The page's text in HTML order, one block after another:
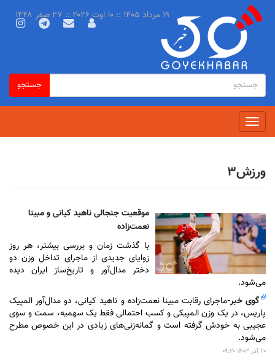
فرم
جستجو
جستجو
جستجو
Toggle
navigation
۱۹ مرداد ۱۴۰۵ :: ۱۰ اوت ۲۰۲۶ :: ۲۷ صفر ۱۴۴۸
ورزش۳
موقعیت جنجالی ناهید کیانی و مبینا
نعمت‌زاده
با گذشت زمان و بررسی بیشتر، هر روز
زوایای جدیدی از ماجرای تداخل وزن دو
دختر مدال‌آور و تاریخ‌ساز ایران دیده
می‌شود.
گوی خبر-ماجرای رقابت مبینا نعمت‌زاده و ناهید کیانی، دو مدال‌آور المپیک
پاریس، در یک وزن المپیکی و کسب احتمالی فقط یک سهمیه، سمت و سوی
عجیبی به خودش گرفته است و گمانه‌زنی‌های زیادی در این خصوص مطرح
می‌شود.
۲۰ آذر ۱۴۰۳ ۰۹:۲۰